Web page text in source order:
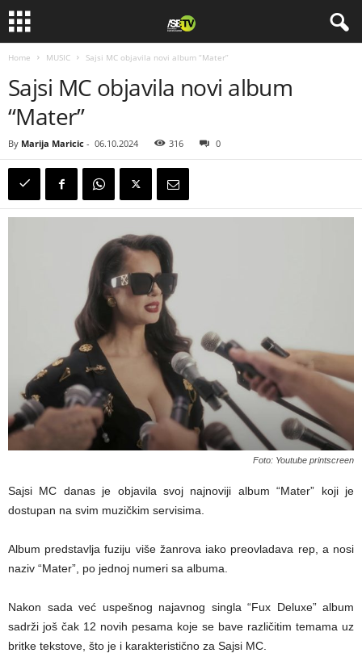
Home MUSIC Sajsi MC objavila novi album “Mater”
Sajsi MC objavila novi album
“Mater”
By Marija Maricic - 06.10.2024 316 0
Foto: Youtube printscreen
Sajsi MC danas je objavila svoj najnoviji album “Mater” koji je
dostupan na svim muzičkim servisima.
Album predstavlja fuziju više žanrova iako preovladava rep, a nosi
naziv “Mater”, po jednoj numeri sa albuma.
Nakon sada već uspešnog najavnog singla “Fux Deluxe” album
sadrži još čak 12 novih pesama koje se bave različitim temama uz
britke tekstove, što je i karakteristično za Sajsi MC.